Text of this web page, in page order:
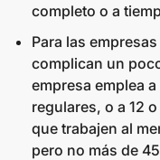
completo o a
Para las
complican un
empresa emplea
regulares, o a 12
que trabajen al
pero no más de